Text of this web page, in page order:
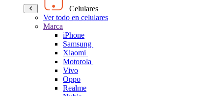
Celulares
Ver todo en celulares
Marca
iPhone
Samsung
Xiaomi
Motorola
Vivo
Oppo
Realme